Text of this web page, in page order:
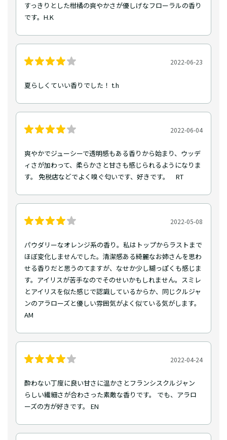
すっきりとした柑橘の爽やかさが優しげなフローラルの香り
です。H.K
2022-06-23
夏らしくていい香りでした！ t.h
2022-06-04
爽やかでジューシーで透明感もある香りから始まり、ウッデ
ィさが加わって、柔らかさと甘さも感じられるようになりま
す。 免税店などでよく嗅ぐ匂いです、好きです。 RT
2022-05-08
パウダリーなオレンジ系の香り。私はトップからラストまで
ほぼ変化しませんでした。清潔感ある綺麗なお姉さんを思わ
せる香りだと思うのてますが、なせか少し糊っぽくも感じま
す。アイリスが苦手なのでそのせいかもしれません。スミレ
とアイリスを似た感じで認識しているからか、同じクルジャ
ンのアラローズと優しい雰囲気がよく似ている気がします。
AM
2022-04-24
酔わない丁度に良い甘さに温かさとフランシスクルジャン
らしい繊細さが合わさった素敵な香りです。 でも、アラロ
ーズの方が好きです。 EN